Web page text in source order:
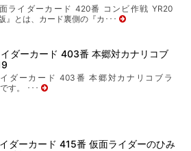
ライダーカード 420番 コンビ作戦 YR20
版』とは、カード裏側の『カ･･･
ダーカード 403番 本郷対カナリコブ
ダーカード 403番 本郷対カナリコブラ
す。 ･･･
ダーカード 415番 仮面ライダーのひみ